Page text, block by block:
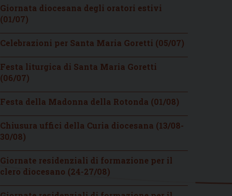
Giornata diocesana degli oratori estivi
(01/07)
Celebrazioni per Santa Maria Goretti (05/07)
Festa liturgica di Santa Maria Goretti
(06/07)
Festa della Madonna della Rotonda (01/08)
Chiusura uffici della Curia diocesana (13/08-
30/08)
Giornate residenziali di formazione per il
clero diocesano (24-27/08)